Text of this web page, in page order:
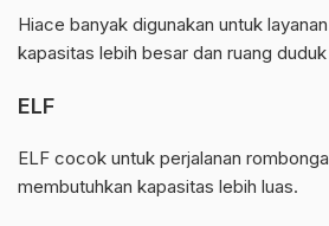
Hiace banyak digunakan untuk
kapasitas lebih besar dan ruang
ELF
ELF cocok untuk perjalanan
membutuhkan kapasitas lebih luas.